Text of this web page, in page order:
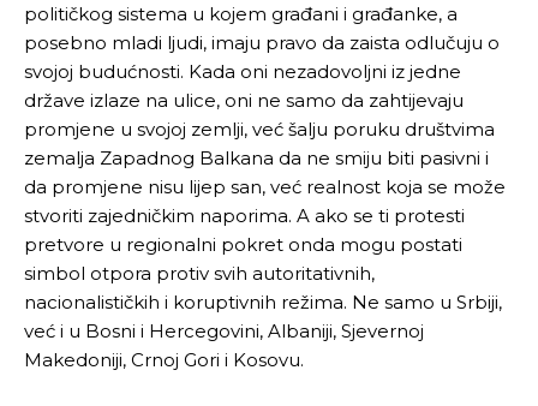
političkog sistema u kojem građani i građanke, a
posebno mladi ljudi, imaju pravo da zaista odlučuju o
svojoj budućnosti. Kada oni nezadovoljni iz jedne
države izlaze na ulice, oni ne samo da zahtijevaju
promjene u svojoj zemlji, već šalju poruku društvima
zemalja Zapadnog Balkana da ne smiju biti pasivni i
da promjene nisu lijep san, već realnost koja se može
stvoriti zajedničkim naporima. A ako se ti protesti
pretvore u regionalni pokret onda mogu postati
simbol otpora protiv svih autoritativnih,
nacionalističkih i koruptivnih režima. Ne samo u Srbiji,
već i u Bosni i Hercegovini, Albaniji, Sjevernoj
Makedoniji, Crnoj Gori i Kosovu.